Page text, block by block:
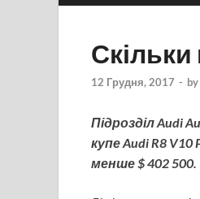
12 Грудня, 2017 - by
Підрозділ Audi
купе Audi R8
менше $ 402 500.